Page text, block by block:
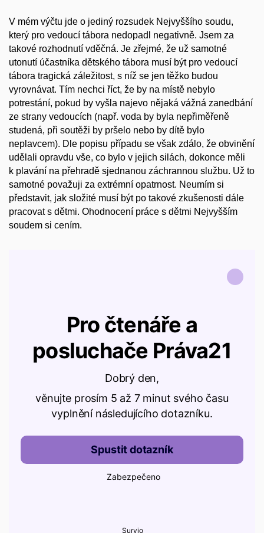
V mém výčtu jde o jediný rozsudek Nejvyššího soudu,
který pro vedoucí tábora nedopadl negativně. Jsem za
takové rozhodnutí vděčná. Je zřejmé, že už samotné
utonutí účastníka dětského tábora musí být pro vedoucí
tábora tragická záležitost, s níž se jen těžko budou
vyrovnávat. Tím nechci říct, že by na místě nebylo
potrestání, pokud by vyšla najevo nějaká vážná zanedbání
ze strany vedoucích (např. voda by byla nepřiměřeně
studená, při soutěži by pršelo nebo by dítě bylo
neplavcem). Dle popisu případu se však zdálo, že obvinění
udělali opravdu vše, co bylo v jejich silách, dokonce měli
k plavání na přehradě sjednanou záchrannou službu. Už to
samotné považuji za extrémní opatrnost. Neumím si
představit, jak složité musí být po takové zkušenosti dále
pracovat s dětmi. Ohodnocení práce s dětmi Nejvyšším
soudem si cením.